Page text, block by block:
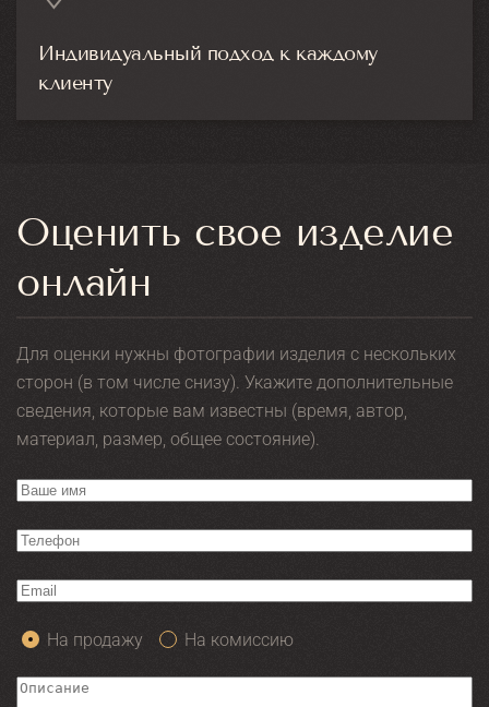
Индивидуальный подход к каждому
клиенту
Оценить свое изделие
онлайн
Для оценки нужны фотографии изделия с нескольких
сторон (в том числе снизу). Укажите дополнительные
сведения, которые вам известны (время, автор,
материал, размер, общее состояние).
На продажу На комиссию